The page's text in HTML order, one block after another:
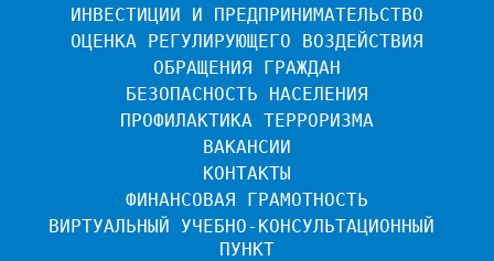
ИНВЕСТИЦИИ И ПРЕДПРИНИМАТЕЛЬСТВО
ОЦЕНКА РЕГУЛИРУЮЩЕГО ВОЗДЕЙСТВИЯ
ОБРАЩЕНИЯ ГРАЖДАН
БЕЗОПАСНОСТЬ НАСЕЛЕНИЯ
ПРОФИЛАКТИКА ТЕРРОРИЗМА
ВАКАНСИИ
КОНТАКТЫ
ФИНАНСОВАЯ ГРАМОТНОСТЬ
ВИРТУАЛЬНЫЙ УЧЕБНО-КОНСУЛЬТАЦИОННЫЙ
ПУНКТ